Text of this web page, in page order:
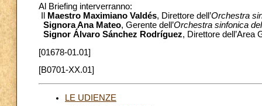
Al Briefing interverranno:
Maestro Maximiano Valdés, Direttore dell’Orchestra
Signora Ana Mateo, Gerente dell’Orchestra sinfonica
Signor Álvaro Sánchez Rodríguez, Direttore dell’Area
[01678-01.01]
[B0701-XX.01]
LE UDIENZE